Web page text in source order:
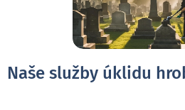
Naše služby úklidu